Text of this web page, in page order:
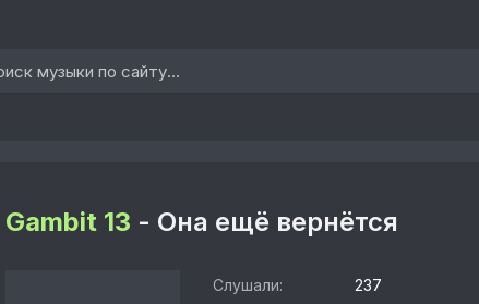
Gambit 13 - Она ещё вернётся
Слушали:
237